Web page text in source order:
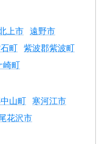
上市 遠野市
町 紫波郡紫波町
崎町
山町 寒河江市
花沢市